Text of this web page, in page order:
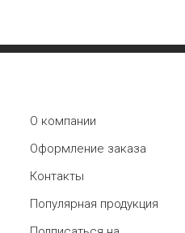
О компании
Оформление заказа
Контакты
Популярная продукция